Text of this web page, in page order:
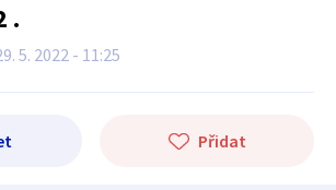
.
5. 2022 - 11:25
Přidat